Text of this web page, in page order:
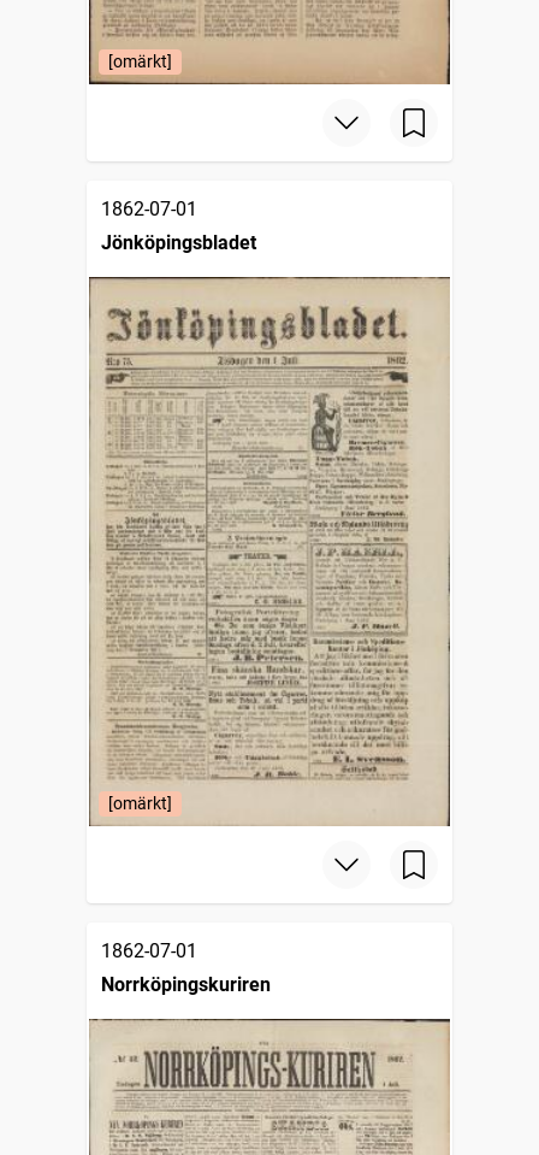
[omärkt]
1862-07-01
Jönköpingsbladet
[omärkt]
1862-07-01
Norrköpingskuriren